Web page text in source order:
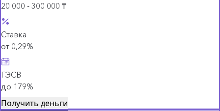
20 000 - 300 000 ₸
Ставка
от 0,29%
ГЭСВ
до 179%
Получить деньги